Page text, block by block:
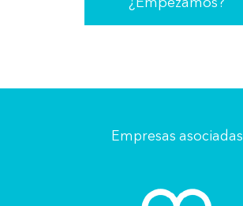
¿Empezamos?
Empresas asociadas